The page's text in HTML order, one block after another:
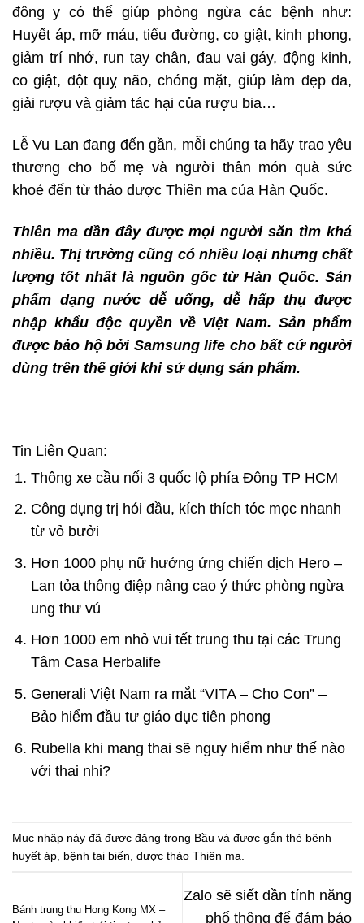
đông y có thể giúp phòng ngừa các bệnh như:
Huyết áp, mỡ máu, tiểu đường, co giật, kinh phong,
giảm trí nhớ, run tay chân, đau vai gáy, động kinh,
co giật, đột quỵ não, chóng mặt, giúp làm đẹp da,
giải rượu và giảm tác hại của rượu bia…
Lễ Vu Lan đang đến gần, mỗi chúng ta hãy trao yêu
thương cho bố mẹ và người thân món quà sức
khoẻ đến từ thảo dược Thiên ma của Hàn Quốc.
Thiên ma dần đây được mọi người săn tìm khá
nhiều. Thị trường cũng có nhiều loại nhưng chất
lượng tốt nhất là nguồn gốc từ Hàn Quốc. Sản
phẩm dạng nước dễ uống, dễ hấp thụ được
nhập khẩu độc quyền về Việt Nam. Sản phẩm
được bảo hộ bởi Samsung life cho bất cứ người
dùng trên thế giới khi sử dụng sản phẩm.
Tin Liên Quan:
Thông xe cầu nối 3 quốc lộ phía Đông TP HCM
Công dụng trị hói đầu, kích thích tóc mọc nhanh
từ vỏ bưởi
Hơn 1000 phụ nữ hưởng ứng chiến dịch Hero –
Lan tỏa thông điệp nâng cao ý thức phòng ngừa
ung thư vú
Hơn 1000 em nhỏ vui tết trung thu tại các Trung
Tâm Casa Herbalife
Generali Việt Nam ra mắt “VITA – Cho Con” –
Bảo hiểm đầu tư giáo dục tiên phong
Rubella khi mang thai sẽ nguy hiểm như thế nào
với thai nhi?
Mục nhập này đã được đăng trong Bầu và được gắn thẻ bệnh
huyết áp bệnh tai biến dược thảo Thiên ma
Bánh trung thu Hong Kong MX –
Zalo sẽ siết dần tính năng
phổ thông để đảm bảo